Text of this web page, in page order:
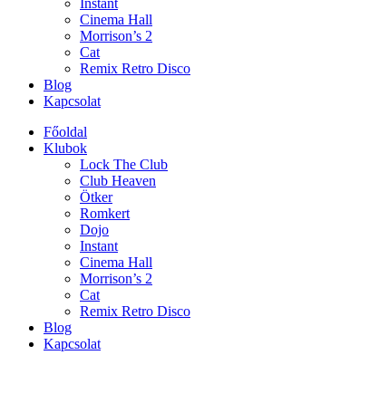
Instant
Cinema Hall
Morrison’s 2
Cat
Remix Retro Disco
Blog
Kapcsolat
Főoldal
Klubok
Lock The Club
Club Heaven
Ötker
Romkert
Dojo
Instant
Cinema Hall
Morrison’s 2
Cat
Remix Retro Disco
Blog
Kapcsolat